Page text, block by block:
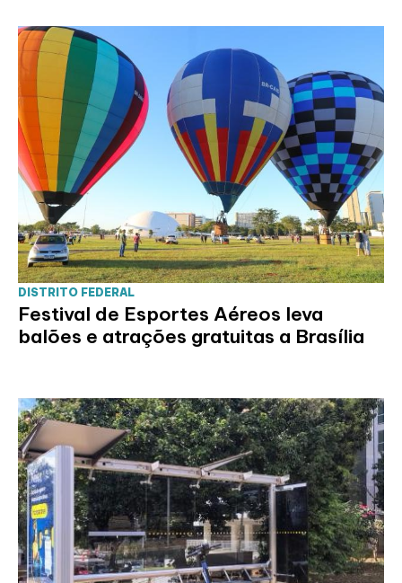
DISTRITO FEDERAL
Festival de Esportes Aéreos leva
balões e atrações gratuitas a Brasília